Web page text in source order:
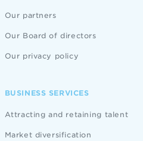
Our partners
Our Board of directors
Our privacy policy
BUSINESS SERVICES
Attracting and retaining talent
Market diversification